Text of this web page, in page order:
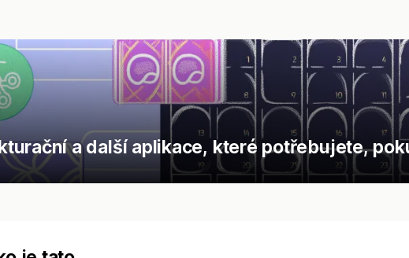
a další aplikace, které potřebujete,